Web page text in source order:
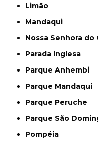
Limão
Mandaqui
Nossa Senhora do
Parada Inglesa
Parque Anhembi
Parque Mandaqui
Parque Peruche
Parque São
Pompéia